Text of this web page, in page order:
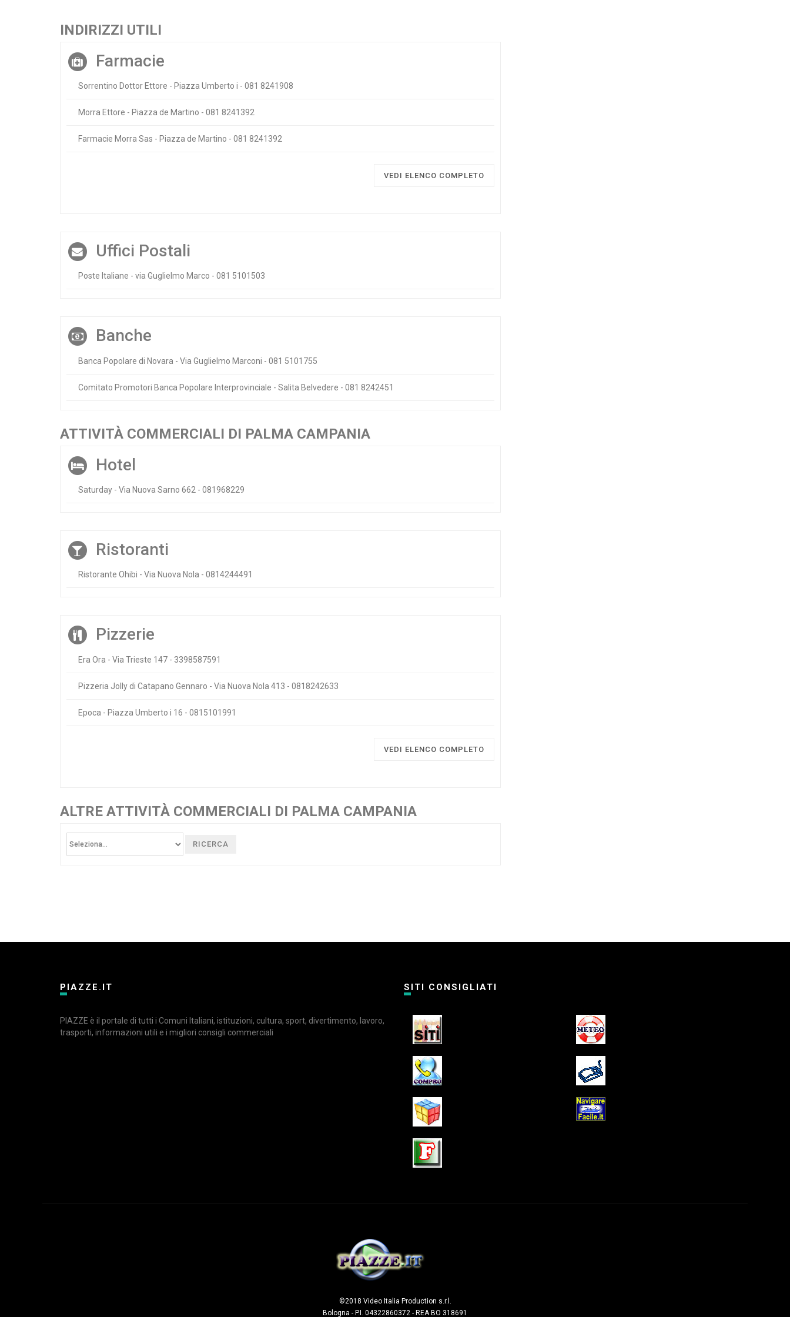
INDIRIZZI UTILI
Farmacie
Sorrentino Dottor Ettore - Piazza Umberto i - 081 8241908
Morra Ettore - Piazza de Martino - 081 8241392
Farmacie Morra Sas - Piazza de Martino - 081 8241392
VEDI ELENCO COMPLETO
Uffici Postali
Poste Italiane - via Guglielmo Marco - 081 5101503
Banche
Banca Popolare di Novara - Via Guglielmo Marconi - 081 5101755
Comitato Promotori Banca Popolare Interprovinciale - Salita Belvedere - 081 8242451
ATTIVITÀ COMMERCIALI DI PALMA CAMPANIA
Hotel
Saturday - Via Nuova Sarno 662 - 081968229
Ristoranti
Ristorante Ohibi - Via Nuova Nola - 0814244491
Pizzerie
Era Ora - Via Trieste 147 - 3398587591
Pizzeria Jolly di Catapano Gennaro - Via Nuova Nola 413 - 0818242633
Epoca - Piazza Umberto i 16 - 0815101991
VEDI ELENCO COMPLETO
ALTRE ATTIVITÀ COMMERCIALI DI PALMA CAMPANIA
RICERCA
PIAZZE.IT
PIAZZE è il portale di tutti i Comuni Italiani, istituzioni, cultura, sport, divertimento, lavoro,
trasporti, informazioni utili e i migliori consigli commerciali
SITI CONSIGLIATI
©2018 Video Italia Production s.r.l.
Bologna - P.I. 04322860372 - REA BO 318691